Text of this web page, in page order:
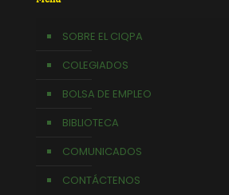
SOBRE EL CIQPA
COLEGIADOS
BOLSA DE EMPLEO
BIBLIOTECA
COMUNICADOS
CONTÁCTENOS